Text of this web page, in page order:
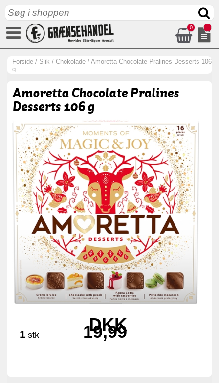
0
Forside / Slik / Chokolade / Amoretta Chocolate Pralines Desserts 106
g
Amoretta Chocolate Pralines
Desserts 106 g
1 stk
DKK
19,99